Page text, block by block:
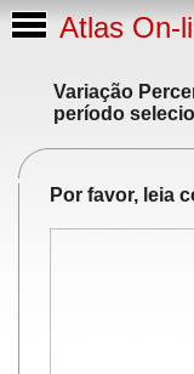
Atlas On-
Variação
período
Por favor, leia